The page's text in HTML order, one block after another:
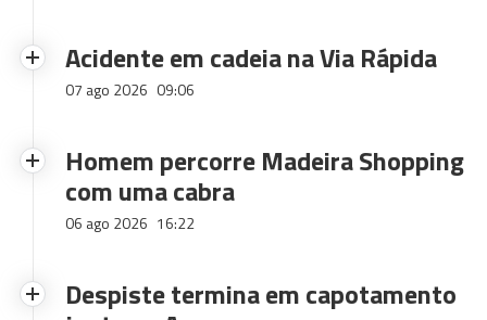
Acidente em cadeia na Via Rápida
07 ago 2026 09:06
Homem percorre Madeira Shopping
com uma cabra
06 ago 2026 16:22
Despiste termina em capotamento